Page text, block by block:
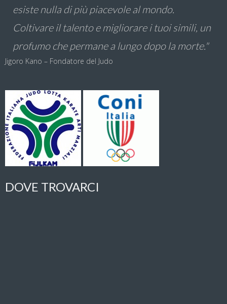
esiste nulla di più piacevole al mondo.
Coltivare il talento e migliorare i tuoi simili, un
profumo che permane a lungo dopo la morte."
Jigoro Kano – Fondatore del Judo
DOVE TROVARCI